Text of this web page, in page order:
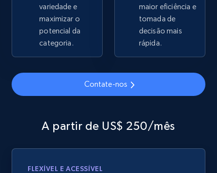
Sku, Product id, Product name, Manufacturer,
and more.
2.1K+ Comece agora
Home Depot US - Gather data on products
Sku, Product id, Product name, Manufacturer,
2.1K+ 355+
variedade e
maximizar o
potencial da
categoria.
maior eficiência e
tomada de
decisão mais
rápida.
Contate-nos
A partir de US$ 250/mês
FLEXÍVEL E ACESSÍVEL